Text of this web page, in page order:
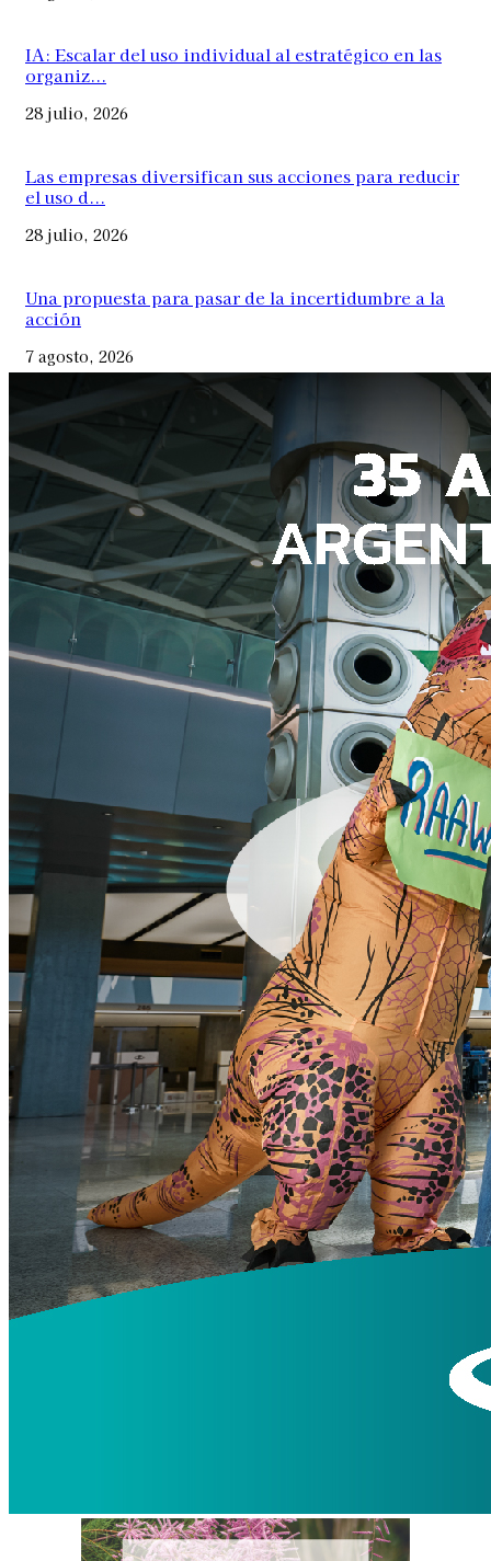
IA: Escalar del uso individual al estratégico en las
organiz...
28 julio, 2026
Las empresas diversifican sus acciones para reducir
el uso d...
28 julio, 2026
Una propuesta para pasar de la incertidumbre a la
acción
7 agosto, 2026